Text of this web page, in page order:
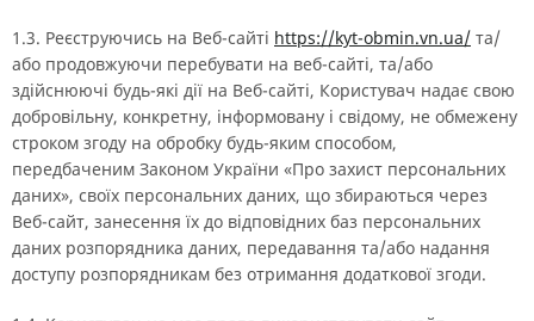
1.3. Реєструючись на Веб-сайті https://kyt-obmin.vn.ua/ та/
або продовжуючи перебувати на веб-сайті, та/або
здійснюючі будь-які дії на Веб-сайті, Користувач надає свою
добровільну, конкретну, інформовану і свідому, не обмежену
строком згоду на обробку будь-яким способом,
передбаченим Законом України «Про захист персональних
даних», своїх персональних даних, що збираються через
Веб-сайт, занесення їх до відповідних баз персональних
даних розпорядника даних, передавання та/або надання
доступу розпорядникам без отримання додаткової згоди.